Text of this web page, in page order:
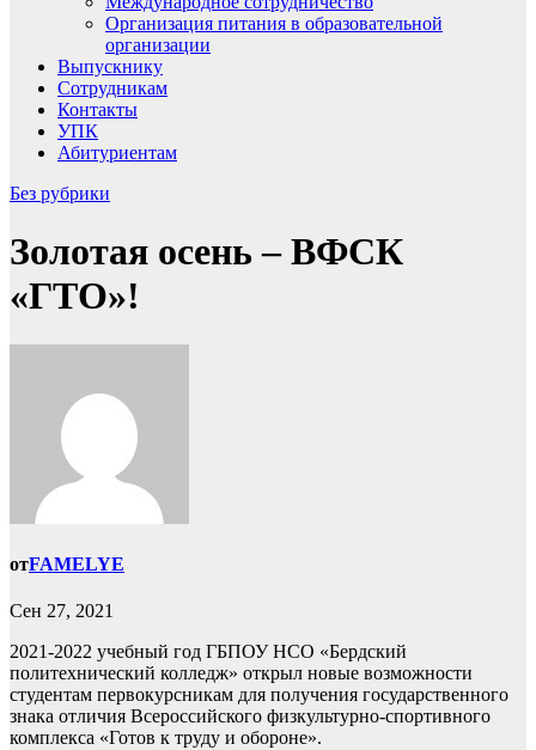
Организация питания в образовательной
организации
Выпускнику
Сотрудникам
Контакты
УПК
Абитуриентам
Без рубрики
Золотая осень – ВФСК
«ГТО»!
отFAMELYE
Сен 27, 2021
2021-2022 учебный год ГБПОУ НСО «Бердский
политехнический колледж» открыл новые возможности
студентам первокурсникам для получения государственного
знака отличия Всероссийского физкультурно-спортивного
комплекса «Готов к труду и обороне».